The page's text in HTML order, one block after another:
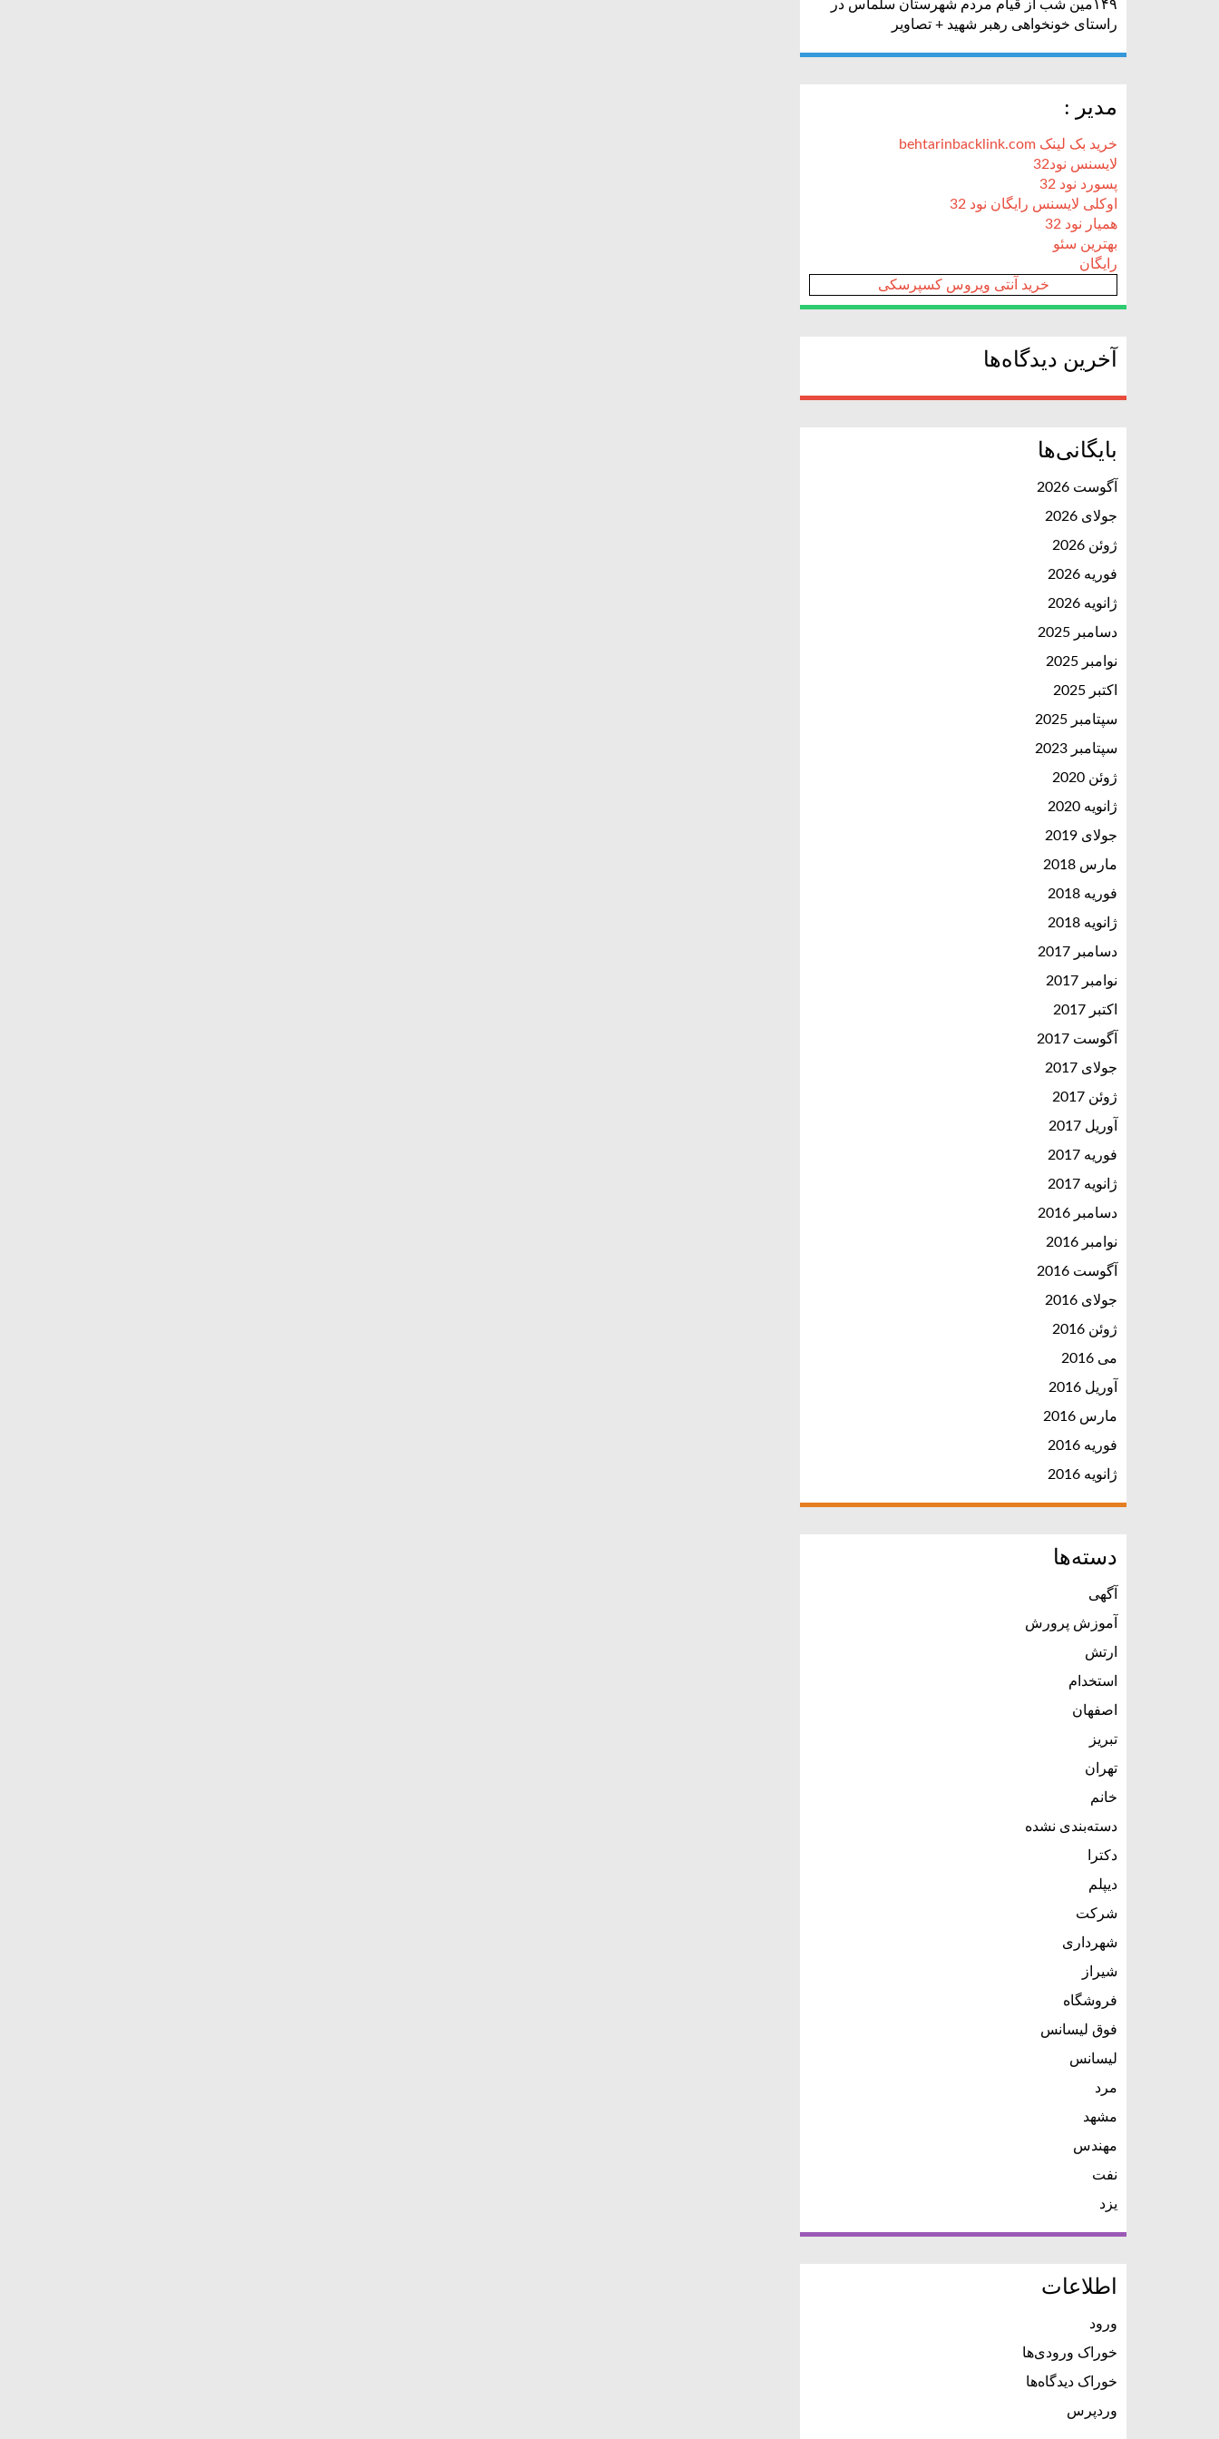
۱۴۹مین شب از قیام مردم شهرستان سلماس در
راستای خونخواهی رهبر شهید + تصاویر
مدیر :
خرید بک لینک behtarinbacklink.com
لایسنس نود32
پسورد نود 32
اوکلی لایسنس رایگان نود 32
همیار نود 32
بهترین سئو
رایگان
خرید آنتی ویروس کسپرسکی
آخرین دیدگاه‌ها
بایگانی‌ها
آگوست 2026
جولای 2026
ژوئن 2026
فوریه 2026
ژانویه 2026
دسامبر 2025
نوامبر 2025
اکتبر 2025
سپتامبر 2025
سپتامبر 2023
ژوئن 2020
ژانویه 2020
جولای 2019
مارس 2018
فوریه 2018
ژانویه 2018
دسامبر 2017
نوامبر 2017
اکتبر 2017
آگوست 2017
جولای 2017
ژوئن 2017
آوریل 2017
فوریه 2017
ژانویه 2017
دسامبر 2016
نوامبر 2016
آگوست 2016
جولای 2016
ژوئن 2016
می 2016
آوریل 2016
مارس 2016
فوریه 2016
ژانویه 2016
دسته‌ها
آگهی
آموزش پرورش
ارتش
استخدام
اصفهان
تبریز
تهران
خانم
دسته‌بندی نشده
دکترا
دیپلم
شرکت
شهرداری
شیراز
فروشگاه
فوق لیسانس
لیسانس
مرد
مشهد
مهندس
نفت
یزد
اطلاعات
ورود
خوراک ورودی‌ها
خوراک دیدگاه‌ها
وردپرس